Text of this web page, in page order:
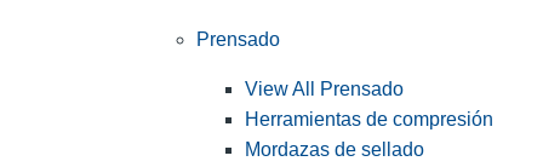
Prensado
View All Prensado
Herramientas de compresión
Mordazas de sellado